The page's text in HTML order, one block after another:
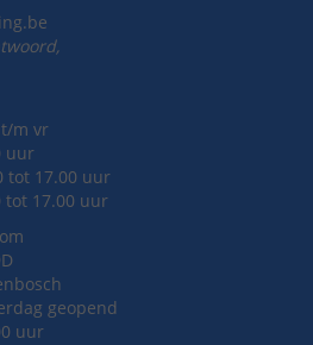
m vr
uur
tot 17.00 uur
tot 17.00 uur
D
geopend
uur